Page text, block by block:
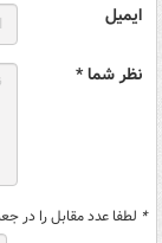
ایمیل
نظر شما *
* لطفا عدد مقابل را در